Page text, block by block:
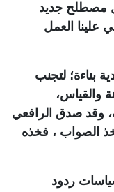
مصطلح جديد
علينا العمل
بناءة؛ لتجنب
والقياس،
وقد صدق الرافعي
الصواب ، فخذه
ردود